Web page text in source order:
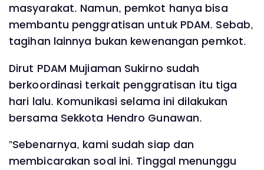
masyarakat. Namun, pemkot hanya bisa
membantu penggratisan untuk PDAM. Sebab,
tagihan lainnya bukan kewenangan pemkot.
Dirut PDAM Mujiaman Sukirno sudah
berkoordinasi terkait penggratisan itu tiga
hari lalu. Komunikasi selama ini dilakukan
bersama Sekkota Hendro Gunawan.
”Sebenarnya, kami sudah siap dan
membicarakan soal ini. Tinggal menunggu